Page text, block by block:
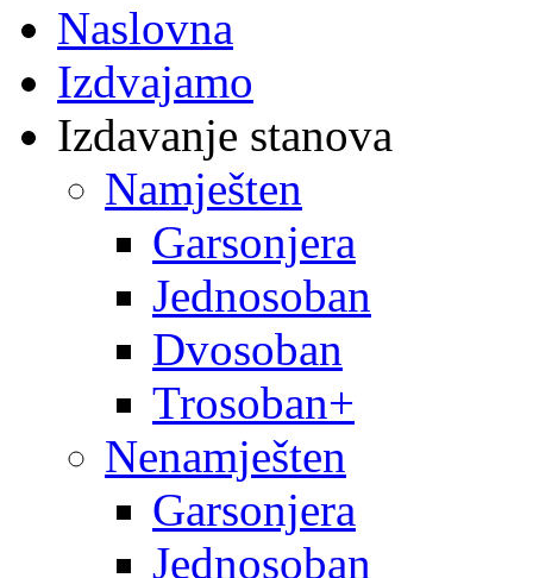
Naslovna
Izdvajamo
Izdavanje stanova
Namješten
Garsonjera
Jednosoban
Dvosoban
Trosoban+
Nenamješten
Garsonjera
Jednosoban